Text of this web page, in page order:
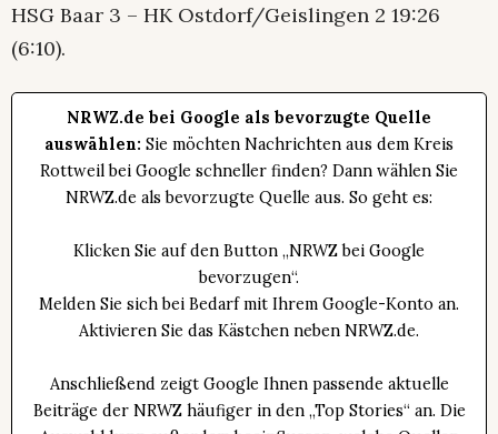
HSG Baar 3 – HK Ostdorf/Geislingen 2 19:26
(6:10).
NRWZ.de bei Google als bevorzugte Quelle
auswählen: Sie möchten Nachrichten aus dem Kreis
Rottweil bei Google schneller finden? Dann wählen Sie
NRWZ.de als bevorzugte Quelle aus. So geht es:
Klicken Sie auf den Button „NRWZ bei Google
bevorzugen“.
Melden Sie sich bei Bedarf mit Ihrem Google-Konto an.
Aktivieren Sie das Kästchen neben NRWZ.de.
Anschließend zeigt Google Ihnen passende aktuelle
Beiträge der NRWZ häufiger in den „Top Stories“ an. Die